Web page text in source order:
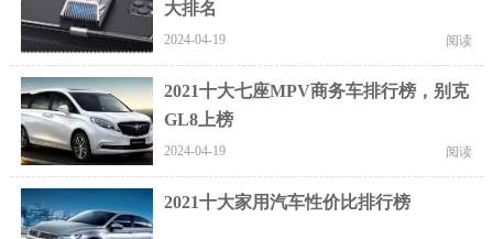
大排名
2024-04-19 阅读
2021十大七座MPV商务车排行榜，别克
GL8上榜
2024-04-19 阅读
2021十大家用汽车性价比排行榜